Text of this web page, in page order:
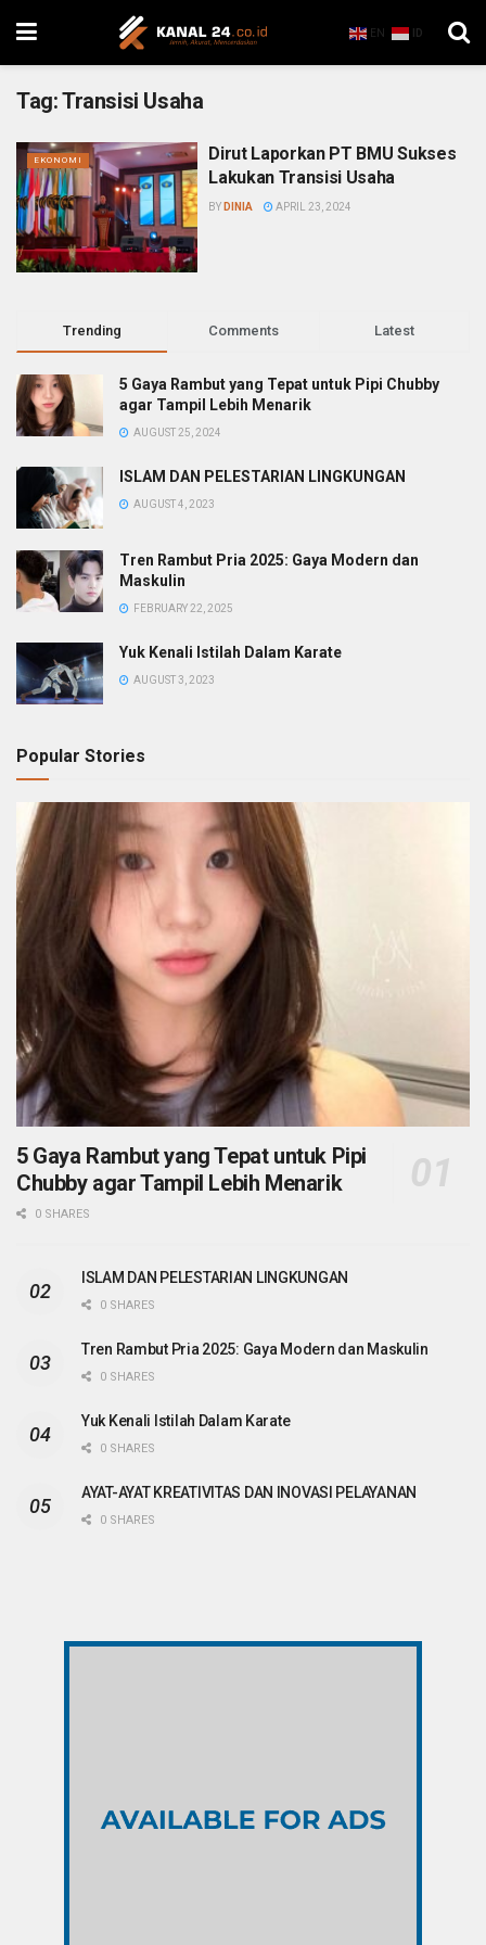
EN ID
Tag:Transisi Usaha
EKONOMI
Dirut Laporkan PT BMU Sukses
Lakukan Transisi Usaha
BY DINIA APRIL 23, 2024
Trending Comments Latest
5 Gaya Rambut yang Tepat untuk Pipi Chubby
agar Tampil Lebih Menarik
AUGUST 25, 2024
ISLAM DAN PELESTARIAN LINGKUNGAN
AUGUST 4, 2023
Tren Rambut Pria 2025: Gaya Modern dan
Maskulin
FEBRUARY 22, 2025
Yuk Kenali Istilah Dalam Karate
AUGUST 3, 2023
Popular Stories
5 Gaya Rambut yang Tepat untuk Pipi
Chubby agar Tampil Lebih Menarik
0 SHARES
ISLAM DAN PELESTARIAN LINGKUNGAN
0 SHARES
Tren Rambut Pria 2025: Gaya Modern dan Maskulin
0 SHARES
Yuk Kenali Istilah Dalam Karate
0 SHARES
AYAT-AYAT KREATIVITAS DAN INOVASI PELAYANAN
0 SHARES